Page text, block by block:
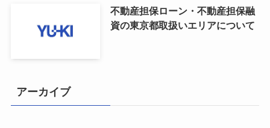
不動産担保ローン・不動産担保融
資の東京都取扱いエリアについて
アーカイブ